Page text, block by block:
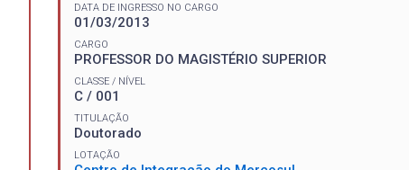
DATA DE INGRESSO NO CARGO
01/03/2013
CARGO
PROFESSOR DO MAGISTÉRIO SUPERIOR
CLASSE / NÍVEL
C / 001
TITULAÇÃO
Doutorado
LOTAÇÃO